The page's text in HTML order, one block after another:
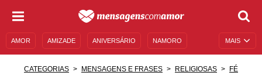
MAIS
AMOR AMIZADE ANIVERSÁRIO NAMORO
CATEGORIAS MENSAGENS E FRASES RELIGIOSAS FÉ